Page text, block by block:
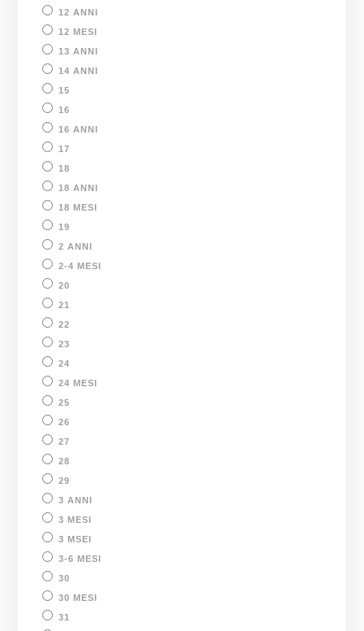
12 ANNI
12 MESI
13 ANNI
14 ANNI
15
16
16 ANNI
17
18
18 ANNI
18 MESI
19
2 ANNI
2-4 MESI
20
21
22
23
24
24 MESI
25
26
27
28
29
3 ANNI
3 MESI
3 MSEI
3-6 MESI
30
30 MESI
31